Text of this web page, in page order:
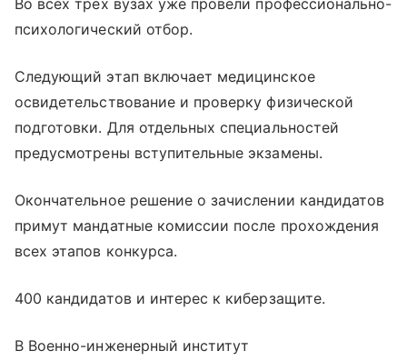
Во всех трех вузах уже провели профессионально-
психологический отбор.
Следующий этап включает медицинское
освидетельствование и проверку физической
подготовки. Для отдельных специальностей
предусмотрены вступительные экзамены.
Окончательное решение о зачислении кандидатов
примут мандатные комиссии после прохождения
всех этапов конкурса.
400 кандидатов и интерес к киберзащите.
В Военно-инженерный институт